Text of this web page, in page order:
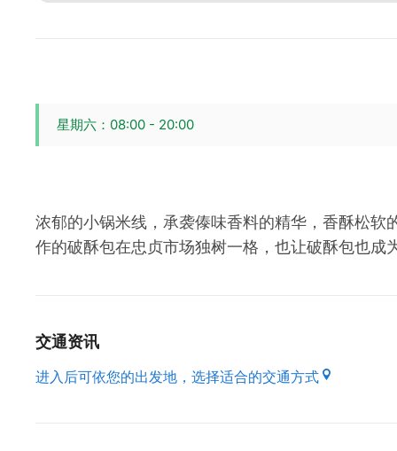
星期六：08:00 - 20:00
浓郁的小锅米线，承袭傣味香料的精华，香酥松
作的破酥包在忠贞市场独树一格，也让破酥包也成
交通资讯
进入后可依您的出发地，选择适合的交通方式